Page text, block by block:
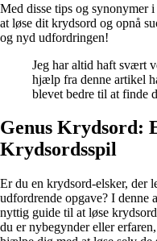
Med disse tips og synonymer
at løse dit krydsord og opnå
og nyd udfordringen!
Jeg har altid haft svært
hjælp fra denne artikel
blevet bedre til at finde
Genus Krydsord:
Krydsordsspil
Er du en krydsord-elsker, der
udfordrende opgave? I
nyttig guide til at løse
du er nybegynder eller